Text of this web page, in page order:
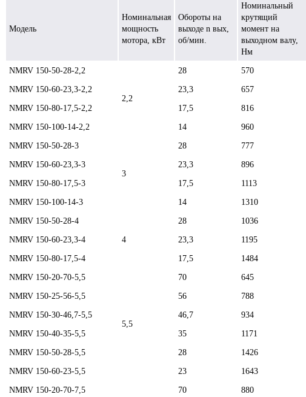
Модель
Номинальная
мощность
мотора, кВт
Обороты на
выходе n вых,
об/мин.
Номинальный
крутящий
момент на
выходном валу,
Нм
NMRV 150-50-28-2,2
2,2
28 570
NMRV 150-60-23,3-2,2 23,3 657
NMRV 150-80-17,5-2,2 17,5 816
NMRV 150-100-14-2,2 14 960
NMRV 150-50-28-3
3
28 777
NMRV 150-60-23,3-3 23,3 896
NMRV 150-80-17,5-3 17,5 1113
NMRV 150-100-14-3 14 1310
NMRV 150-50-28-4
4
28 1036
NMRV 150-60-23,3-4 23,3 1195
NMRV 150-80-17,5-4 17,5 1484
NMRV 150-20-70-5,5
5,5
70 645
NMRV 150-25-56-5,5 56 788
NMRV 150-30-46,7-5,5 46,7 934
NMRV 150-40-35-5,5 35 1171
NMRV 150-50-28-5,5 28 1426
NMRV 150-60-23-5,5 23 1643
NMRV 150-20-70-7,5 70 880